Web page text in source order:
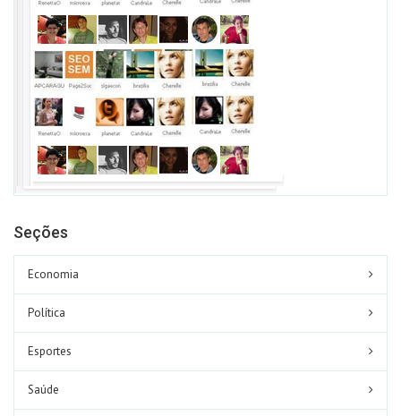
Seções
Economia
Política
Esportes
Saúde